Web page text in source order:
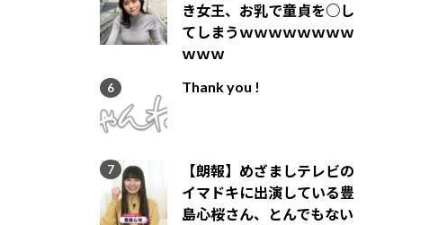
き女王、お乳で童貞を○し
てしまうｗｗｗｗｗｗｗｗ
ｗｗｗ
Thank you !
【朗報】めざましテレビの
イマドキに出演している豊
島心桜さん、とんでもない